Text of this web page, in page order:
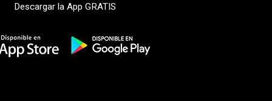
Descargar la App GRATIS